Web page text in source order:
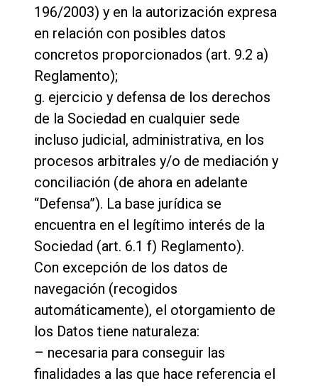
196/2003) y en la autorización expresa
en relación con posibles datos
concretos proporcionados (art. 9.2 a)
Reglamento);
g. ejercicio y defensa de los derechos
de la Sociedad en cualquier sede
incluso judicial, administrativa, en los
procesos arbitrales y/o de mediación y
conciliación (de ahora en adelante
“Defensa”). La base jurídica se
encuentra en el legítimo interés de la
Sociedad (art. 6.1 f) Reglamento).
Con excepción de los datos de
navegación (recogidos
automáticamente), el otorgamiento de
los Datos tiene naturaleza:
– necesaria para conseguir las
finalidades a las que hace referencia el